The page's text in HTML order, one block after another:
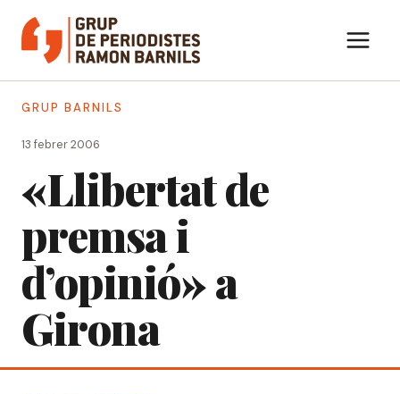
contingut
GRUP BARNILS
13 febrer 2006
«Llibertat de
premsa i
d’opinió» a
Girona